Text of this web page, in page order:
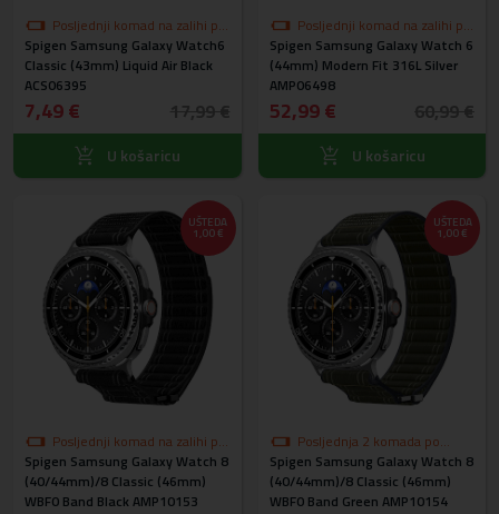
Posljednji komad na zalihi po
akcijskoj cijeni
Spigen Samsung Galaxy Watch6
Classic (43mm) Liquid Air Black
ACS06395
7,49 €
U košaricu
Posljednji komad na zalihi po
akcijskoj cijeni
Spigen Samsung Galaxy Watch 6
(44mm) Modern Fit 316L Silver
AMP06498
52,99 €
U košaricu
UŠTEDA
1,00 €
Posljednji komad na zalihi po
akcijskoj cijeni
Spigen Samsung Galaxy Watch 8
(40/44mm)/8 Classic (46mm)
WBF0 Band Black AMP10153
UŠTEDA
1,00 €
Posljednja 2 komada po
akcijskoj cijeni
Spigen Samsung Galaxy Watch 8
(40/44mm)/8 Classic (46mm)
WBF0 Band Green AMP10154